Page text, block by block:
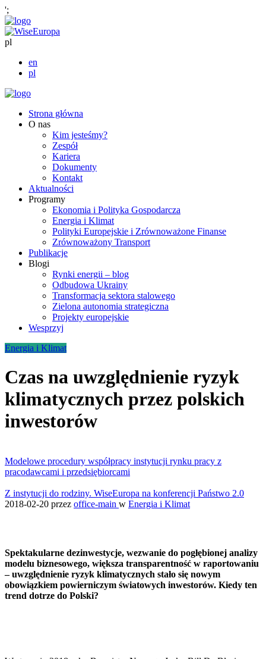
';
pl
en
pl
Strona główna
O nas
Kim jesteśmy?
Zespół
Kariera
Dokumenty
Kontakt
Aktualności
Programy
Ekonomia i Polityka Gospodarcza
Energia i Klimat
Polityki Europejskie i Zrównoważone Finanse
Zrównoważony Transport
Publikacje
Blogi
Rynki energii – blog
Odbudowa Ukrainy
Transformacja sektora stalowego
Zielona autonomia strategiczna
Projekty europejskie
Wesprzyj
Energia i Klimat
Czas na uwzględnienie ryzyk
klimatycznych przez polskich
inwestorów
Modelowe procedury współpracy instytucji rynku pracy z
pracodawcami i przedsiębiorcami
Z instytucji do rodziny. WiseEuropa na konferencji Państwo 2.0
2018-02-20 przez office-main w Energia i Klimat
Spektakularne dezinwestycje, wezwanie do pogłębionej analizy
modelu biznesowego, większa transparentność w raportowaniu
– uwzględnienie ryzyk klimatycznych stało się nowym
obowiązkiem powierniczym światowych inwestorów. Kiedy ten
trend dotrze do Polski?